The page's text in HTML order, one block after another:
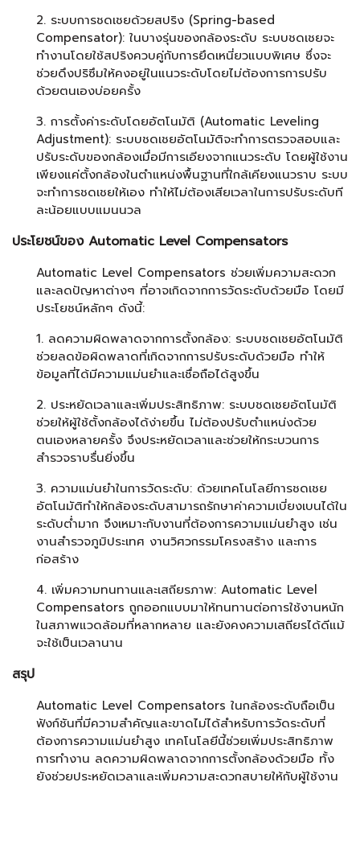
2. ระบบการชดเชยด้วยสปริง (Spring-based
Compensator): ในบางรุ่นของกล้องระดับ ระบบชดเชยจะ
ทำงานโดยใช้สปริงควบคู่กับการยึดเหนี่ยวแบบพิเศษ ซึ่งจะ
ช่วยดึงปริซึมให้คงอยู่ในแนวระดับโดยไม่ต้องการการปรับ
ด้วยตนเองบ่อยครั้ง
3. การตั้งค่าระดับโดยอัตโนมัติ (Automatic Leveling
Adjustment): ระบบชดเชยอัตโนมัติจะทำการตรวจสอบและ
ปรับระดับของกล้องเมื่อมีการเอียงจากแนวระดับ โดยผู้ใช้งาน
เพียงแค่ตั้งกล้องในตำแหน่งพื้นฐานที่ใกล้เคียงแนวราบ ระบบ
จะทำการชดเชยให้เอง ทำให้ไม่ต้องเสียเวลาในการปรับระดับที
ละน้อยแบบแมนนวล
ประโยชน์ของ Automatic Level Compensators
Automatic Level Compensators ช่วยเพิ่มความสะดวก
และลดปัญหาต่างๆ ที่อาจเกิดจากการวัดระดับด้วยมือ โดยมี
ประโยชน์หลักๆ ดังนี้:
1. ลดความผิดพลาดจากการตั้งกล้อง: ระบบชดเชยอัตโนมัติ
ช่วยลดข้อผิดพลาดที่เกิดจากการปรับระดับด้วยมือ ทำให้
ข้อมูลที่ได้มีความแม่นยำและเชื่อถือได้สูงขึ้น
2. ประหยัดเวลาและเพิ่มประสิทธิภาพ: ระบบชดเชยอัตโนมัติ
ช่วยให้ผู้ใช้ตั้งกล้องได้ง่ายขึ้น ไม่ต้องปรับตำแหน่งด้วย
ตนเองหลายครั้ง จึงประหยัดเวลาและช่วยให้กระบวนการ
สำรวจราบรื่นยิ่งขึ้น
3. ความแม่นยำในการวัดระดับ: ด้วยเทคโนโลยีการชดเชย
อัตโนมัติทำให้กล้องระดับสามารถรักษาค่าความเบี่ยงเบนได้ใน
ระดับต่ำมาก จึงเหมาะกับงานที่ต้องการความแม่นยำสูง เช่น
งานสำรวจภูมิประเทศ งานวิศวกรรมโครงสร้าง และการ
ก่อสร้าง
4. เพิ่มความทนทานและเสถียรภาพ: Automatic Level
Compensators ถูกออกแบบมาให้ทนทานต่อการใช้งานหนัก
ในสภาพแวดล้อมที่หลากหลาย และยังคงความเสถียรได้ดีแม้
จะใช้เป็นเวลานาน
สรุป
Automatic Level Compensators ในกล้องระดับถือเป็น
ฟังก์ชันที่มีความสำคัญและขาดไม่ได้สำหรับการวัดระดับที่
ต้องการความแม่นยำสูง เทคโนโลยีนี้ช่วยเพิ่มประสิทธิภาพ
การทำงาน ลดความผิดพลาดจากการตั้งกล้องด้วยมือ ทั้ง
ยังช่วยประหยัดเวลาและเพิ่มความสะดวกสบายให้กับผู้ใช้งาน